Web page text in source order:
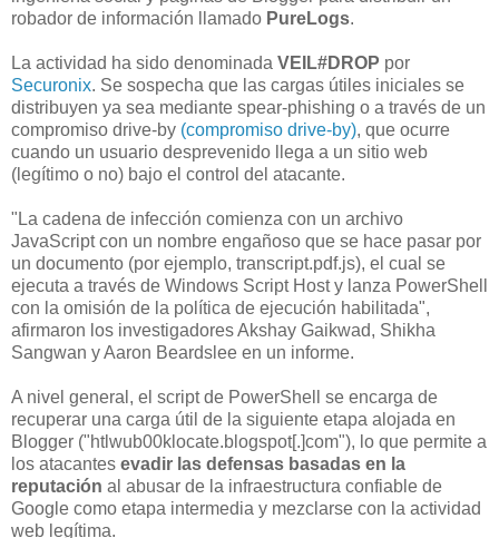
robador de información llamado PureLogs.
La actividad ha sido denominada VEIL#DROP por
Securonix. Se sospecha que las cargas útiles iniciales se
distribuyen ya sea mediante spear-phishing o a través de un
compromiso drive-by (compromiso drive-by), que ocurre
cuando un usuario desprevenido llega a un sitio web
(legítimo o no) bajo el control del atacante.
"La cadena de infección comienza con un archivo
JavaScript con un nombre engañoso que se hace pasar por
un documento (por ejemplo, transcript.pdf.js), el cual se
ejecuta a través de Windows Script Host y lanza PowerShell
con la omisión de la política de ejecución habilitada",
afirmaron los investigadores Akshay Gaikwad, Shikha
Sangwan y Aaron Beardslee en un informe.
A nivel general, el script de PowerShell se encarga de
recuperar una carga útil de la siguiente etapa alojada en
Blogger ("htlwub00klocate.blogspot[.]com"), lo que permite a
los atacantes evadir las defensas basadas en la
reputación al abusar de la infraestructura confiable de
Google como etapa intermedia y mezclarse con la actividad
web legítima.